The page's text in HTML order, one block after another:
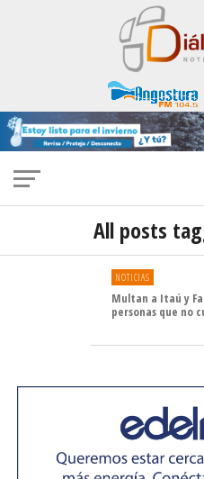
All posts
NOTICIAS
Multan a Itaú y
personas que no